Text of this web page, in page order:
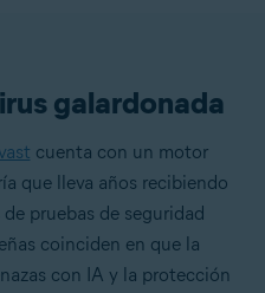
galardonada
cuenta con un motor
que lleva años recibiendo
pruebas de seguridad
coinciden en que la
con IA y la protección